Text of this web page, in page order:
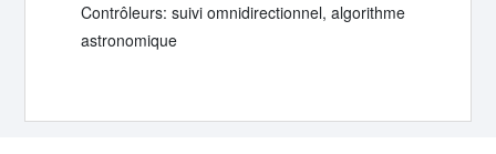
Contrôleurs: suivi omnidirectionnel, algorithme
astronomique